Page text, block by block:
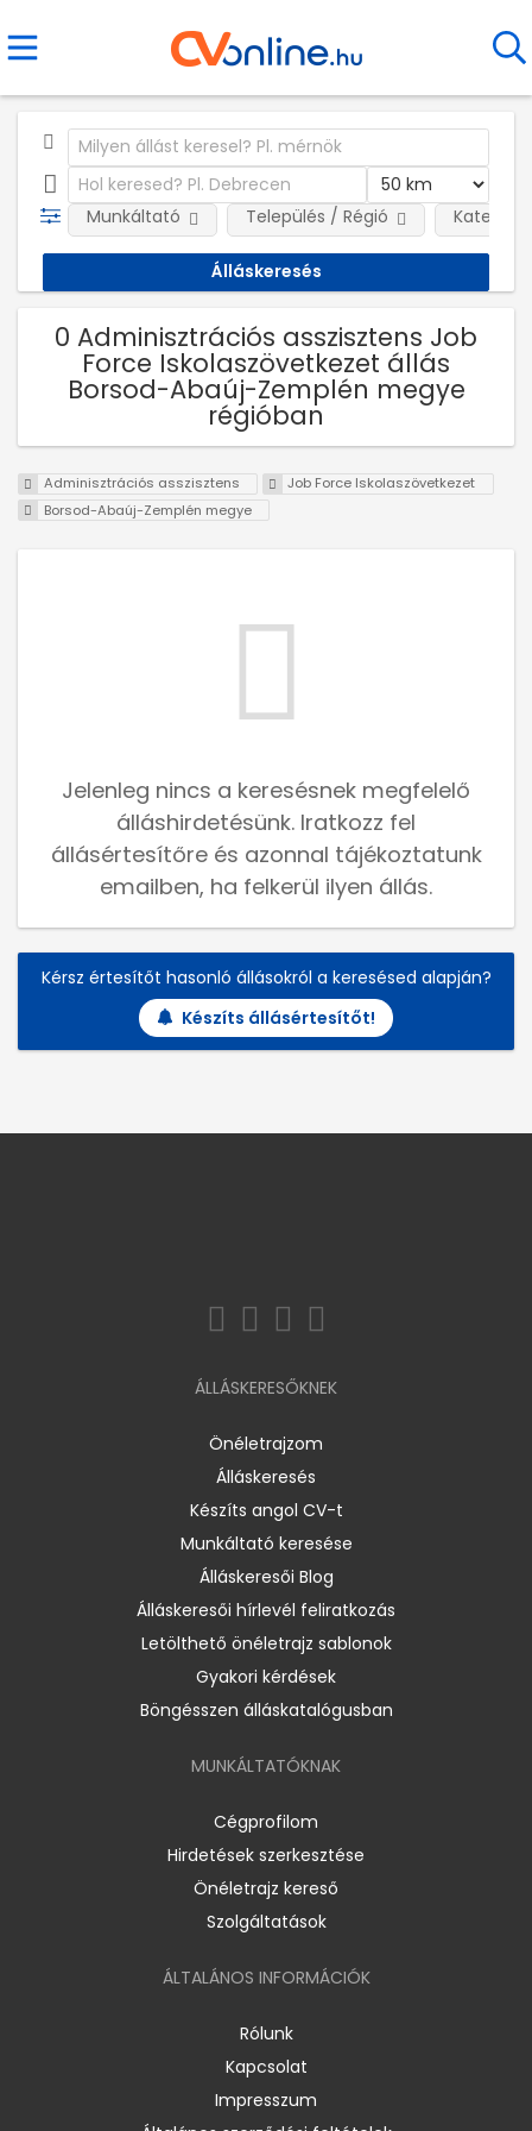
Munkáltató Település / Régió
0 Adminisztrációs asszisztens Job
Force Iskolaszövetkezet állás
Borsod-Abaúj-Zemplén megye
régióban
Adminisztrációs asszisztens
Job Force Iskolaszövetkezet
Borsod-Abaúj-Zemplén megye
Jelenleg nincs a keresésnek megfelelő
álláshirdetésünk. Iratkozz fel
állásértesítőre és azonnal tájékoztatunk
emailben, ha felkerül ilyen állás.
Kérsz értesítőt hasonló állásokról a keresésed alapján?
Készíts állásértesítőt!
ÁLLÁSKERESŐKNEK
Önéletrajzom
Álláskeresés
Készíts angol CV-t
Munkáltató keresése
Álláskeresői Blog
Álláskeresői hírlevél feliratkozás
Letölthető önéletrajz sablonok
Gyakori kérdések
Böngésszen álláskatalógusban
MUNKÁLTATÓKNAK
Cégprofilom
Hirdetések szerkesztése
Önéletrajz kereső
Szolgáltatások
ÁLTALÁNOS INFORMÁCIÓK
Rólunk
Kapcsolat
Impresszum